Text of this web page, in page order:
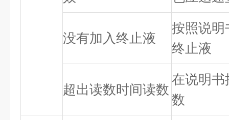
没有加入终止液
按照说明
终止液
超出读数时间读数
在说明书
数